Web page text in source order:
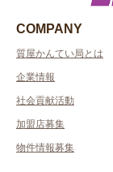
COMPANY
質屋かんてい局とは
企業情報
社会貢献活動
加盟店募集
物件情報募集